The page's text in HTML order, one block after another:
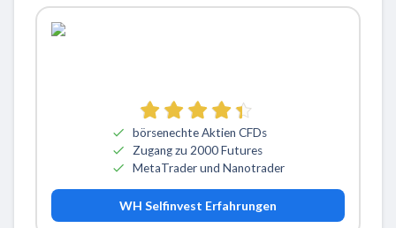
börsenechte Aktien CFDs
Zugang zu 2000 Futures
MetaTrader und Nanotrader
WH Selfinvest Erfahrungen